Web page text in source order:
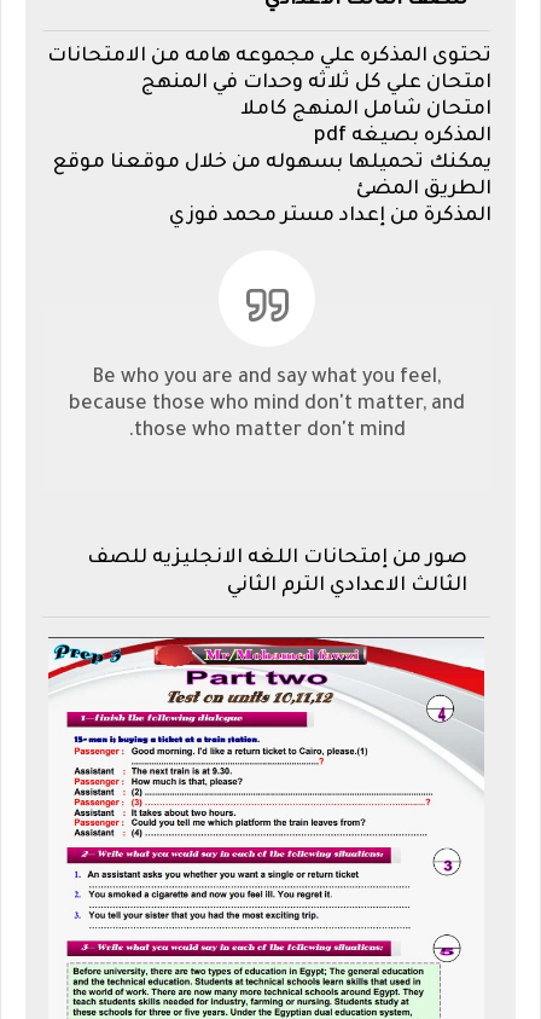
تحتوى المذكره علي مجموعه هامه من الامتحانات
امتحان علي كل ثلاثه وحدات في المنهج
امتحان شامل المنهج كاملا
المذكره بصيغه pdf
يمكنك تحميلها بسهوله من خلال موقعنا موقع
الطريق المضئ
المذكرة من إعداد مستر محمد فوزي
Be who you are and say what you feel,
because those who mind don't matter, and
those who matter don't mind.
صور من إمتحانات اللغه الانجليزيه للصف
الثالث الاعدادي الترم الثاني